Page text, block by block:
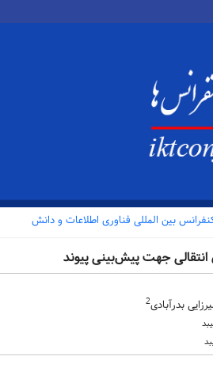
بین المللی فناوری اطلاعات و دانش
جهت پیش‌بینی پیوند
بدرآبادی2